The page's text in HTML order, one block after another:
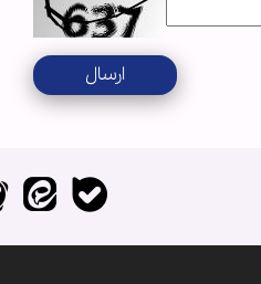
ارسال